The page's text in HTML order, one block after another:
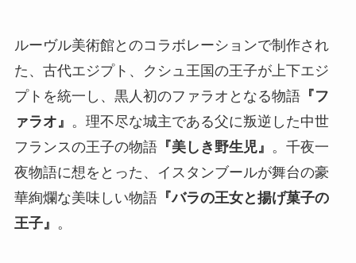
ルーヴル美術館とのコラボレーションで制作され
た、古代エジプト、クシュ王国の王子が上下エジ
プトを統一し、黒人初のファラオとなる物語『フ
ァラオ』 。理不尽な城主である父に叛逆した中世
フランスの王子の物語『美しき野生児』 。千夜一
夜物語に想をとった、イスタンブールが舞台の豪
華絢爛な美味しい物語『バラの王女と揚げ菓子の
王子』 。